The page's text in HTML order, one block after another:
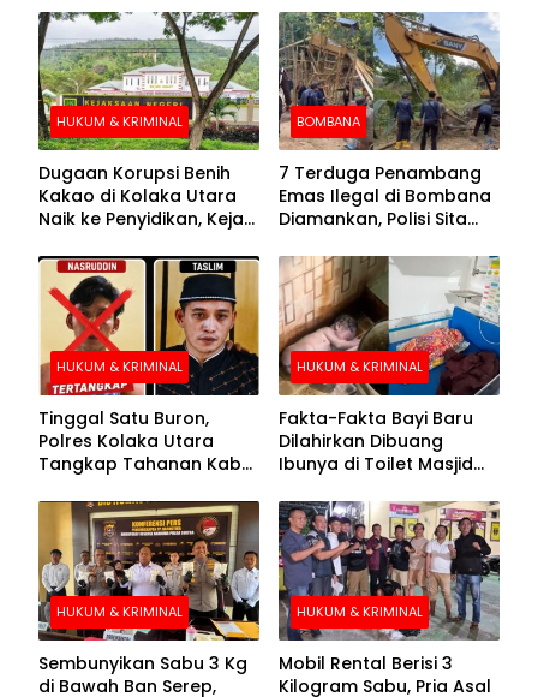
HUKUM & KRIMINAL
Dugaan Korupsi Benih
Kakao di Kolaka Utara
Naik ke Penyidikan, Kejari
BOMBANA
7 Terduga Penambang
Emas Ilegal di Bombana
Diamankan, Polisi Sita
Crusher
HUKUM & KRIMINAL
Tinggal Satu Buron,
Polres Kolaka Utara
Tangkap Tahanan Kabur
Pengejaran
HUKUM & KRIMINAL
Fakta-Fakta Bayi Baru
Dilahirkan Dibuang
Ibunya di Toilet Masjid
HUKUM & KRIMINAL
Sembunyikan Sabu 3 Kg
di Bawah Ban Serep,
HUKUM & KRIMINAL
Mobil Rental Berisi 3
Kilogram Sabu, Pria Asal